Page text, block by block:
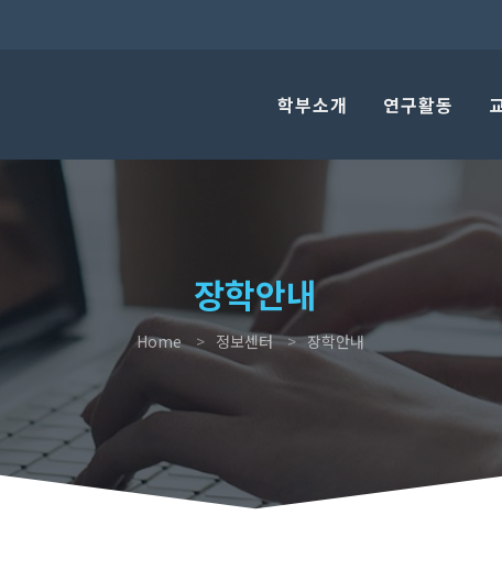
학부소개 연구활동
장학안내
Home 정보센터 장학안내